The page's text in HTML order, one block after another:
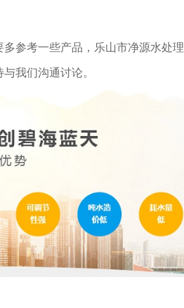
参考一些产品，乐山市净源水处理
我们沟通讨论。